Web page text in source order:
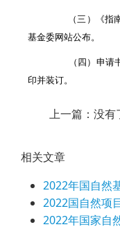
（三）《指南
基金委网站公布。
（四）申请书
印并装订。
上一篇：没有
相关文章
2022年国自然
2022国自然项
2022年国家自